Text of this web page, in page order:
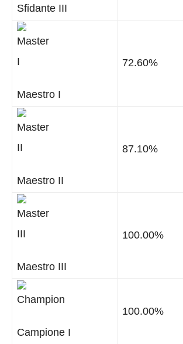
Sfidante III
Maestro I
72.60%
Maestro II
87.10%
Maestro III
100.00%
Campione I
100.00%